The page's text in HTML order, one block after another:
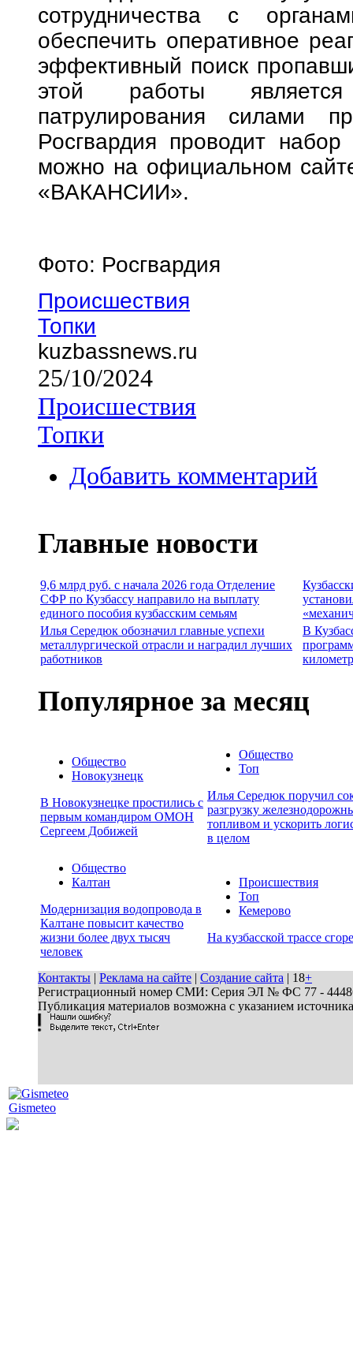
сотрудничества с
обеспечить оперативное
эффективный поиск
этой работы
патрулирования силами
Росгвардия проводит
можно на официальном
«ВАКАНСИИ».
Фото: Росгвардия
Происшествия
Топки
kuzbassnews.ru
25/10/2024
Происшествия
Топки
Добавить комментарий
Главные новости
9,6 млрд руб. с начала 2026 года Отделение
СФР по Кузбассу направило на выплату
единого пособия кузбасским семьям
Илья Середюк обозначил главные успехи
металлургической отрасли и наградил лучших
работников
В
Популярное за месяц
Общество
Новокузнецк
В Новокузнецке простились с
первым командиром ОМОН
Сергеем Добижей
Общество
Топ
Илья Середюк поручил
разгрузку
топливом и ускорить
в целом
Общество
Калтан
Модернизация водопровода в
Калтане повысит качество
жизни более двух тысяч
человек
Происшествия
Топ
Кемерово
На кузбасской трассе
Контакты | Реклама на сайте | Создание сайта | 18+
Регистрационный номер СМИ: Серия ЭЛ № ФС 77 - 44486
Публикация материалов возможна с указанием
Gismeteo